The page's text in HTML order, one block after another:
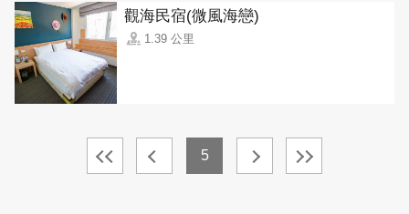
觀海民宿(微風海戀)
1.39 公里
5